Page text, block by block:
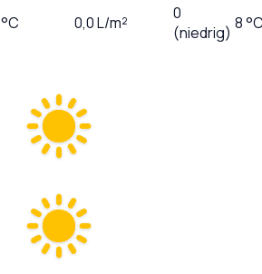
°C 0,0L/m²
0
(niedrig) 8